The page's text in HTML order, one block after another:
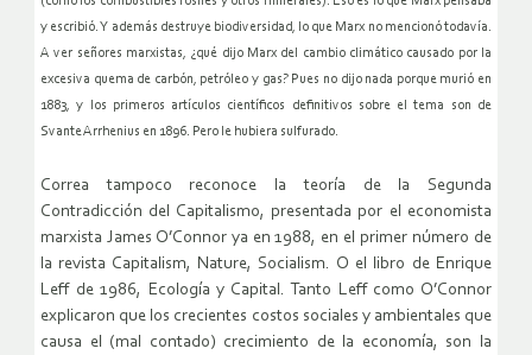
y escribió. Y además destruye biodiversidad, lo que Marx no mencionó todavía.
A ver señores marxistas, ¿qué dijo Marx del cambio climático causado por la
excesiva quema de carbón, petróleo y gas? Pues no dijo nada porque murió en
1883, y los primeros artículos científicos definitivos sobre el tema son de
Svante Arrhenius en 1896. Pero le hubiera sulfurado.
Correa tampoco reconoce la teoría de la Segunda
Contradicción del Capitalismo, presentada por el economista
marxista James O’Connor ya en 1988, en el primer número de
la revista Capitalism, Nature, Socialism. O el libro de Enrique
Leff de 1986, Ecología y Capital. Tanto Leff como O’Connor
explicaron que los crecientes costos sociales y ambientales que
causa el (mal contado) crecimiento de la economía, son la